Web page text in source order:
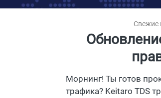
Свежие
Морнинг! Ты готов
трафика? Keitaro TDS